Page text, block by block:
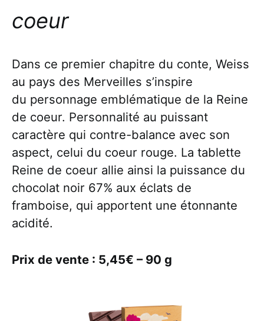
coeur
Dans ce premier chapitre du conte, Weiss
au pays des Merveilles s’inspire
du personnage emblématique de la Reine
de coeur. Personnalité au puissant
caractère qui contre-balance avec son
aspect, celui du coeur rouge. La tablette
Reine de coeur allie ainsi la puissance du
chocolat noir 67% aux éclats de
framboise, qui apportent une étonnante
acidité.
Prix de vente : 5,45€ – 90 g